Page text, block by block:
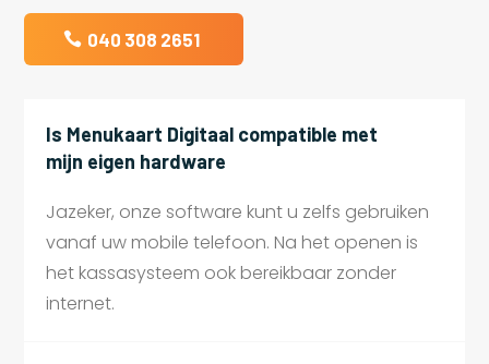
040 308 2651
Is Menukaart Digitaal compatible met
mijn eigen hardware
Jazeker, onze software kunt u zelfs gebruiken
vanaf uw mobile telefoon. Na het openen is
het kassasysteem ook bereikbaar zonder
internet.